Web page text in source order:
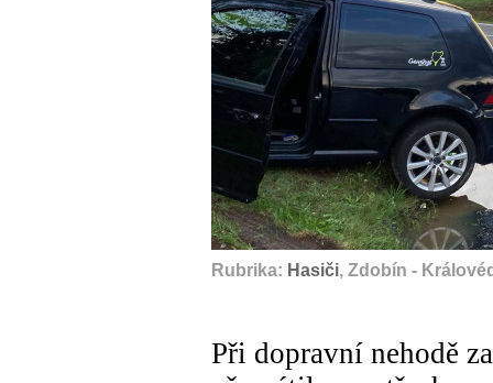
Rubrika: Hasiči, Zdobín -
Při dopravní nehodě